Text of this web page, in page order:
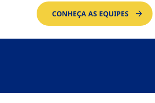
CONHEÇA AS EQUIPES